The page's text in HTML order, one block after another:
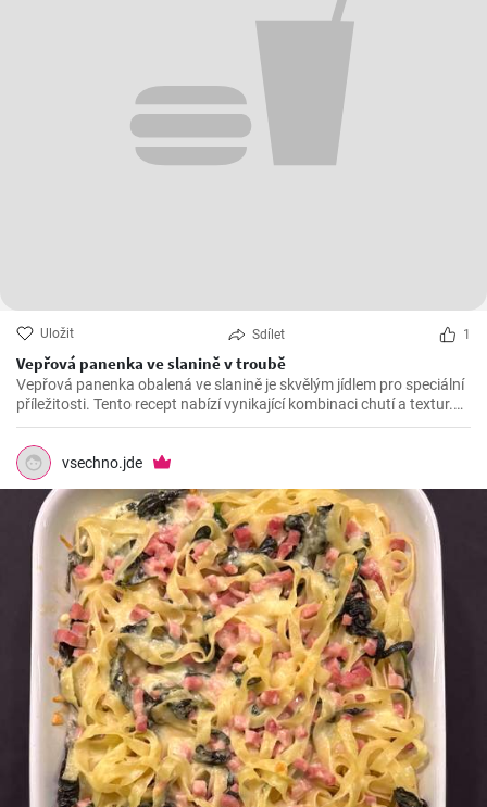
Uložit Sdílet 1
Vepřová panenka ve slanině v troubě
Vepřová panenka obalená ve slanině je skvělým jídlem pro speciální
příležitosti. Tento recept nabízí vynikající kombinaci chutí a textur.
Panenka je velmi šťavnatá a slanina dodává příjemnou křupavou
texturu a bohatou chuť.
vsechno.jde